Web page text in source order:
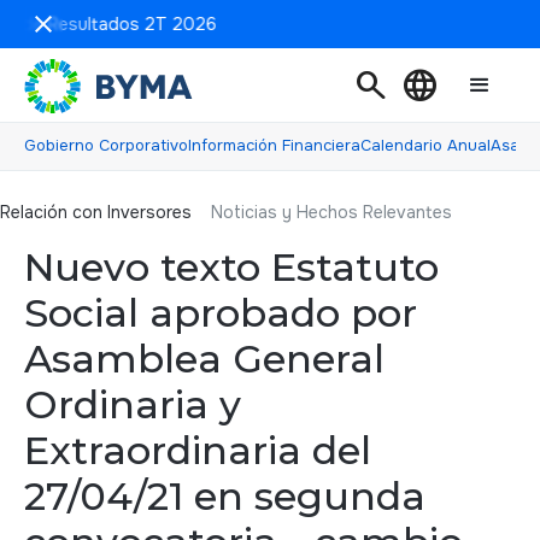
de Resultados 2T 2026
search language
Relación con inversores
Gobierno CorporativoInformación FinancieraCalendario Anual
Relación con Inversores Noticias y Hechos Relevantes
Nuevo texto Estatuto
Social aprobado por
Asamblea General
Ordinaria y
Extraordinaria del
27/04/21 en segunda